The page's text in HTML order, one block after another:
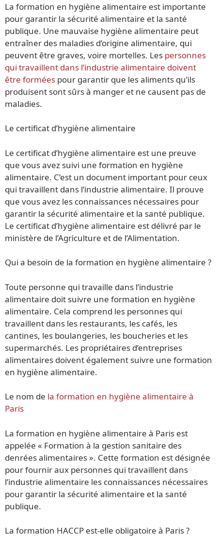
La formation en hygiène alimentaire est importante
pour garantir la sécurité alimentaire et la santé
publique. Une mauvaise hygiène alimentaire peut
entraîner des maladies d’origine alimentaire, qui
peuvent être graves, voire mortelles. Les personnes
qui travaillent dans l’industrie alimentaire doivent
être formées pour garantir que les aliments qu’ils
produisent sont sûrs à manger et ne causent pas de
maladies.
Le certificat d’hygiène alimentaire
Le certificat d’hygiène alimentaire est une preuve
que vous avez suivi une formation en hygiène
alimentaire. C’est un document important pour ceux
qui travaillent dans l’industrie alimentaire. Il prouve
que vous avez les connaissances nécessaires pour
garantir la sécurité alimentaire et la santé publique.
Le certificat d’hygiène alimentaire est délivré par le
ministère de l’Agriculture et de l’Alimentation.
Qui a besoin de la formation en hygiène alimentaire ?
Toute personne qui travaille dans l’industrie
alimentaire doit suivre une formation en hygiène
alimentaire. Cela comprend les personnes qui
travaillent dans les restaurants, les cafés, les
cantines, les boulangeries, les boucheries et les
supermarchés. Les propriétaires d’entreprises
alimentaires doivent également suivre une formation
en hygiène alimentaire.
Le nom de la formation en hygiène alimentaire à
Paris
La formation en hygiène alimentaire à Paris est
appelée « Formation à la gestion sanitaire des
denrées alimentaires ». Cette formation est désignée
pour fournir aux personnes qui travaillent dans
l’industrie alimentaire les connaissances nécessaires
pour garantir la sécurité alimentaire et la santé
publique.
La formation HACCP est-elle obligatoire à Paris ?